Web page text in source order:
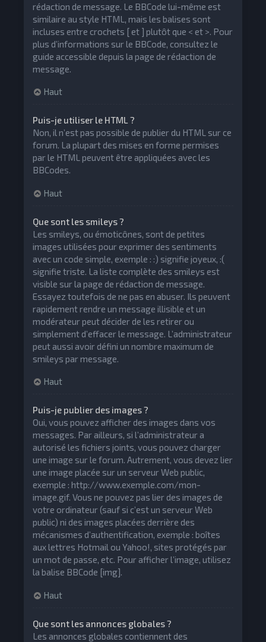
rédaction de message. Le BBCode lui-même est
similaire au style HTML, mais les balises sont
incluses entre crochets [ et ] plutôt que < et >. Pour
plus d’informations sur le BBCode, consultez le
guide accessible depuis la page de rédaction de
message.
Haut
Puis-je utiliser le HTML ?
Non, il n’est pas possible de publier du HTML sur ce
forum. La plupart des mises en forme permises
par le HTML peuvent être appliquées avec les
BBCodes.
Haut
Que sont les smileys ?
Les smileys, ou émoticônes, sont de petites
images utilisées pour exprimer des sentiments
avec un code simple, exemple : :) signifie joyeux, :(
signifie triste. La liste complète des smileys est
visible sur la page de rédaction de message.
Essayez toutefois de ne pas en abuser. Ils peuvent
rapidement rendre un message illisible et un
modérateur peut décider de les retirer ou
simplement d’effacer le message. L’administrateur
peut aussi avoir défini un nombre maximum de
smileys par message.
Haut
Puis-je publier des images ?
Oui, vous pouvez afficher des images dans vos
messages. Par ailleurs, si l’administrateur a
autorisé les fichiers joints, vous pouvez charger
une image sur le forum. Autrement, vous devez lier
une image placée sur un serveur Web public,
exemple : http://www.exemple.com/mon-
image.gif. Vous ne pouvez pas lier des images de
votre ordinateur (sauf si c’est un serveur Web
public) ni des images placées derrière des
mécanismes d’authentification, exemple : boîtes
aux lettres Hotmail ou Yahoo!, sites protégés par
un mot de passe, etc. Pour afficher l’image, utilisez
la balise BBCode [img].
Haut
Que sont les annonces globales ?
Les annonces globales contiennent des